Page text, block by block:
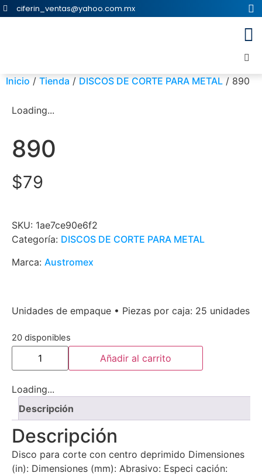
ciferin_ventas@yahoo.com.mx
Inicio / Tienda / DISCOS DE CORTE PARA METAL / 890
Loading...
890
$79
SKU: 1ae7ce90e6f2
Categoría: DISCOS DE CORTE PARA METAL
Marca: Austromex
Unidades de empaque • Piezas por caja: 25 unidades
20 disponibles
Añadir al carrito
Loading...
Descripción
Descripción
Disco para corte con centro deprimido Dimensiones
(in): Dimensiones (mm): Abrasivo: Especi cación: